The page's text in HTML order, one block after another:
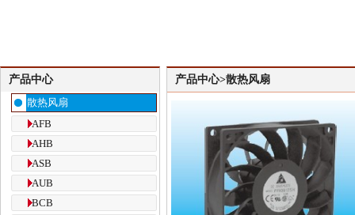
产品中心
散热风扇
AFB
AHB
ASB
AUB
BCB
产品中心>散热风扇